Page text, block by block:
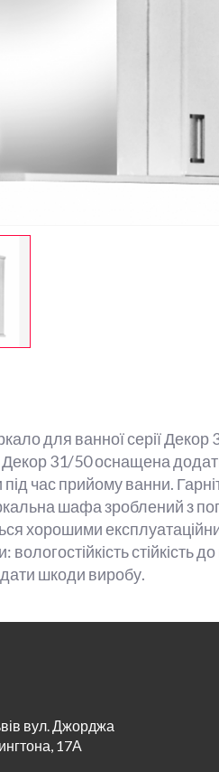
для ванної серії Декор
31/50 оснащена
час прийому ванни.
шафа зроблений з
хорошими
вологостійкість стійкість
шкоди виробу.
вул. Джорджа
17А